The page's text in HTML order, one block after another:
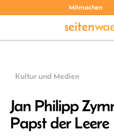
Mitmachen
Kultur und Medien
Jan Philipp
Papst der Leere